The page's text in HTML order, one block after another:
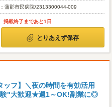
蒲郡市民病院/2313300044-009
掲載終了まであと1日
とりあえず保存
ッフ】＼夜の時間を有効活用
験"大歓迎★週1～OK!副業に◎